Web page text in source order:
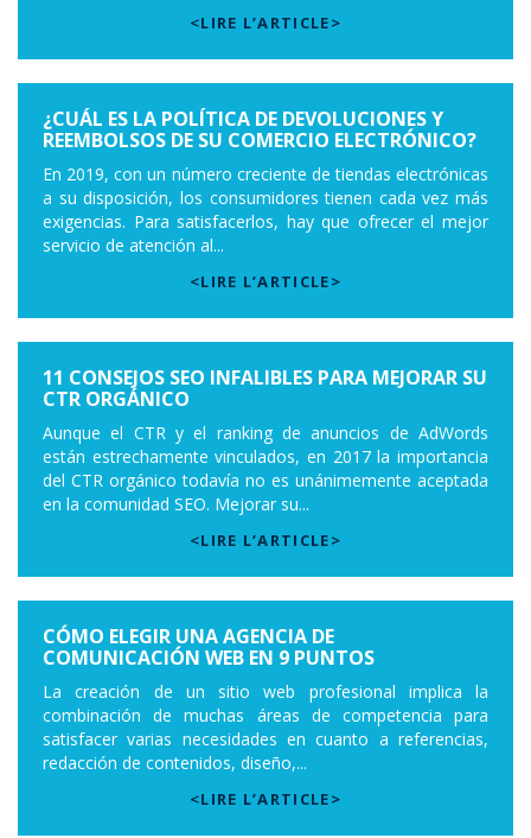
<LIRE L’ARTICLE>
¿CUÁL ES LA POLÍTICA DE DEVOLUCIONES Y
REEMBOLSOS DE SU COMERCIO ELECTRÓNICO?
En 2019, con un número creciente de tiendas electrónicas
a su disposición, los consumidores tienen cada vez más
exigencias. Para satisfacerlos, hay que ofrecer el mejor
servicio de atención al...
<LIRE L’ARTICLE>
11 CONSEJOS SEO INFALIBLES PARA MEJORAR SU
CTR ORGÁNICO
Aunque el CTR y el ranking de anuncios de AdWords
están estrechamente vinculados, en 2017 la importancia
del CTR orgánico todavía no es unánimemente aceptada
en la comunidad SEO. Mejorar su...
<LIRE L’ARTICLE>
CÓMO ELEGIR UNA AGENCIA DE
COMUNICACIÓN WEB EN 9 PUNTOS
La creación de un sitio web profesional implica la
combinación de muchas áreas de competencia para
satisfacer varias necesidades en cuanto a referencias,
redacción de contenidos, diseño,...
<LIRE L’ARTICLE>